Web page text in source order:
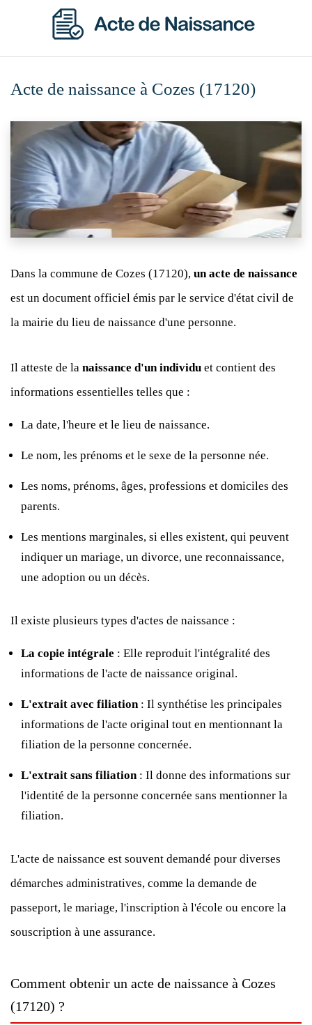
Acte de naissance à Cozes (17120)
Dans la commune de Cozes (17120), un acte de naissance
est un document officiel émis par le service d'état civil de
la mairie du lieu de naissance d'une personne.
Il atteste de la naissance d'un individu et contient des
informations essentielles telles que :
La date, l'heure et le lieu de naissance.
Le nom, les prénoms et le sexe de la personne née.
Les noms, prénoms, âges, professions et domiciles des
parents.
Les mentions marginales, si elles existent, qui peuvent
indiquer un mariage, un divorce, une reconnaissance,
une adoption ou un décès.
Il existe plusieurs types d'actes de naissance :
La copie intégrale : Elle reproduit l'intégralité des
informations de l'acte de naissance original.
L'extrait avec filiation: Il synthétise les principales
informations de l'acte original tout en mentionnant la
filiation de la personne concernée.
L'extrait sans filiation: Il donne des informations sur
l'identité de la personne concernée sans mentionner la
filiation.
L'acte de naissance est souvent demandé pour diverses
démarches administratives, comme la demande de
passeport, le mariage, l'inscription à l'école ou encore la
souscription à une assurance.
Comment obtenir un acte de naissance à Cozes
(17120) ?